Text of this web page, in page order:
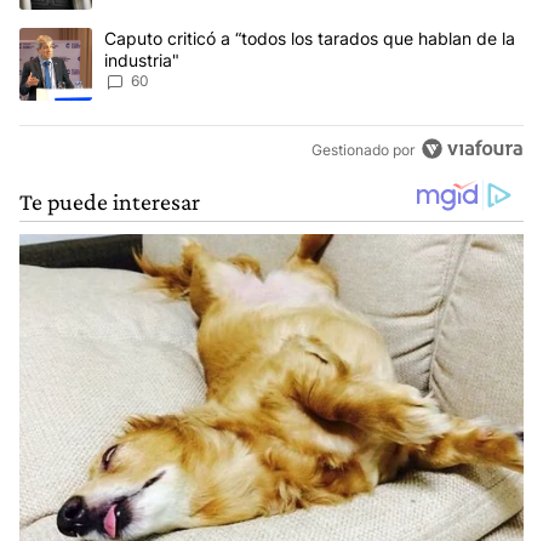
Un artículo de tendencia con el título "Caputo criticó a “todos
Caputo criticó a “todos los tarados que hablan de la
industria"
60
Gestionado por